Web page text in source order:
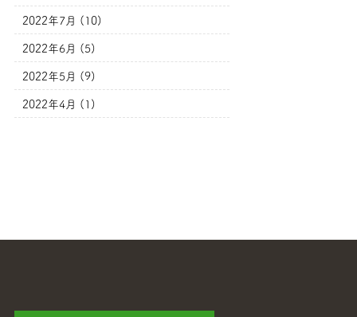
2022年7月 (10)
2022年6月 (5)
2022年5月 (9)
2022年4月 (1)